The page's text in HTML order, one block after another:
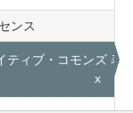
ンス
ティブ・コモンズ 表示
x